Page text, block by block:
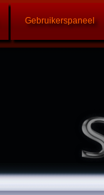
Gebruikerspaneel